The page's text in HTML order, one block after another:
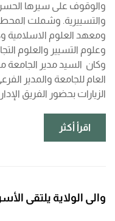
والوقوف على سيرها الحسن
والتسييرية. وشملت المحطة
ومعهد العلوم الاسلامية
وعلوم التسيير والعلوم
وكان السيد مدير الجامعة
العام للجامعة والمدير
الزيارات بحضور الفريق
اقرأ أكثر
والي الولاية يلتقي